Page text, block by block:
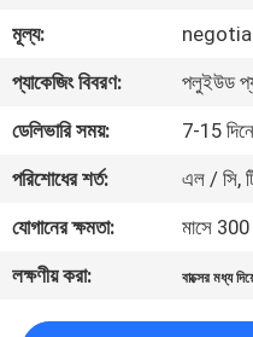
নিয়ন্ত্রণ
আমাদের
সাথে
যোগাযোগ
খবর
মূল্য:
প্যাকেজিং বিবরণ:
পলুইউড
ডেলিভারি সময়:
7-15
পরিশোধের শর্ত:
এল / সি,
যোগানের ক্ষমতা:
মাসে 300
লক্ষণীয় করা:
বাক্সের মধ্য